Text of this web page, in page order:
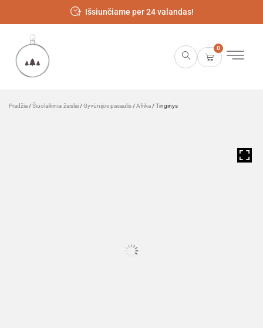
Išsiunčiame per 24 valandas!
0
Pradžia /Šiuolaikiniai žaislai /Gyvūnijos pasaulis /Afrika / Tinginys